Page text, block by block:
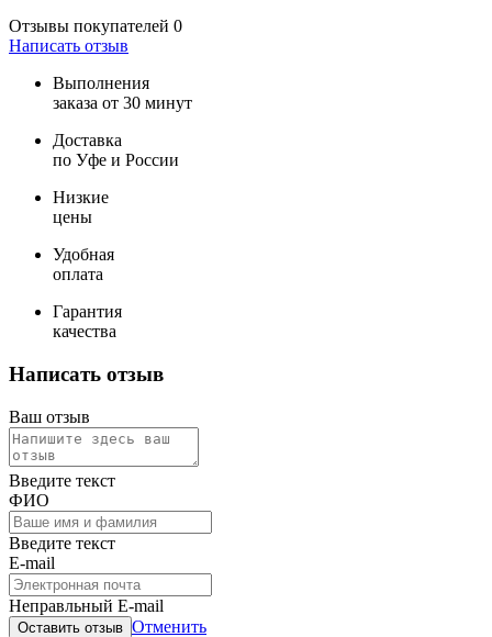
Отзывы покупателей 0
Написать отзыв
Выполнения
заказа от 30 минут
Доставка
по Уфе и России
Низкие
цены
Удобная
оплата
Гарантия
качества
Написать отзыв
Ваш отзыв
Введите текст
ФИО
Введите текст
E-mail
Неправльный E-mail
Оставить отзыв Отменить